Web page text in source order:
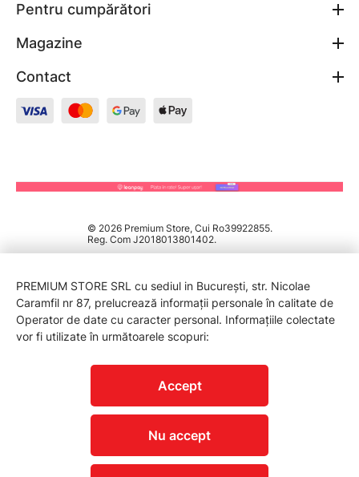
Pentru cumpărători
Magazine
Contact
© 2026 Premium Store, Cui Ro39922855.
Reg. Com J2018013801402.
PREMIUM STORE SRL cu sediul in București, str. Nicolae
Caramfil nr 87, prelucrează informații personale în calitate de
Operator de date cu caracter personal. Informațiile colectate
vor fi utilizate în următoarele scopuri:
Accept
Nu accept